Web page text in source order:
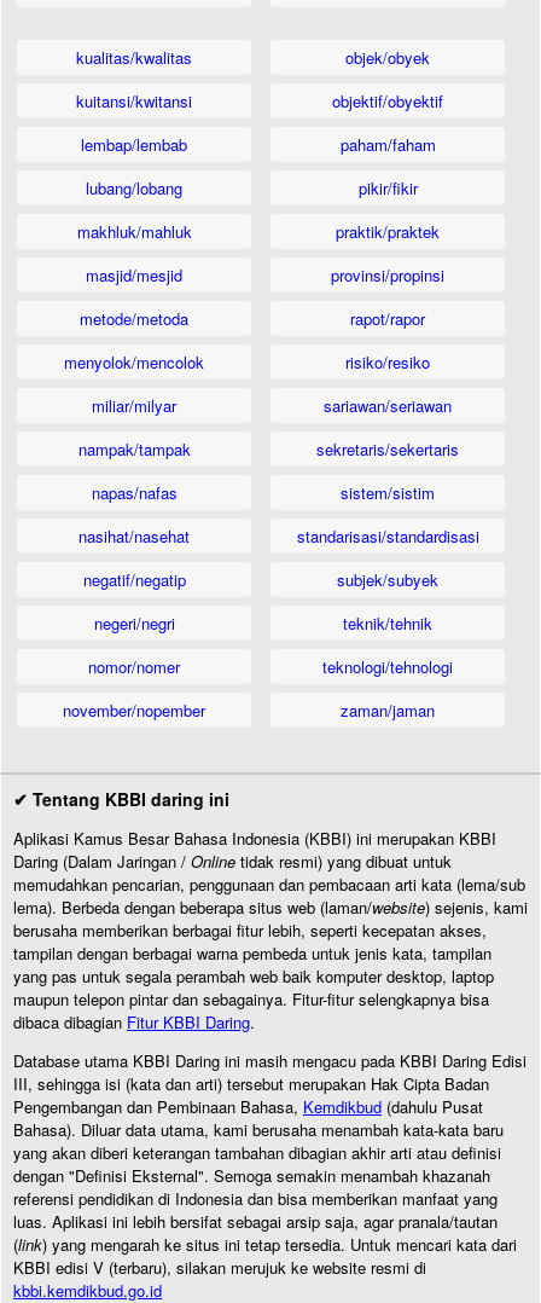
kualitas/kwalitas
kuitansi/kwitansi
lembap/lembab
lubang/lobang
makhluk/mahluk
masjid/mesjid
metode/metoda
menyolok/mencolok
miliar/milyar
nampak/tampak
napas/nafas
nasihat/nasehat
negatif/negatip
negeri/negri
nomor/nomer
november/nopember
objek/obyek
objektif/obyektif
paham/faham
pikir/fikir
praktik/praktek
provinsi/propinsi
rapot/rapor
risiko/resiko
sariawan/seriawan
sekretaris/sekertaris
sistem/sistim
standarisasi/standardisasi
subjek/subyek
teknik/tehnik
teknologi/tehnologi
zaman/jaman
✔ Tentang KBBI daring ini
Aplikasi Kamus Besar Bahasa Indonesia (KBBI) ini merupakan KBBI
Daring (Dalam Jaringan / Online tidak resmi) yang dibuat untuk
memudahkan pencarian, penggunaan dan pembacaan arti kata (lema/sub
lema). Berbeda dengan beberapa situs web (laman/website) sejenis, kami
berusaha memberikan berbagai fitur lebih, seperti kecepatan akses,
tampilan dengan berbagai warna pembeda untuk jenis kata, tampilan
yang pas untuk segala perambah web baik komputer desktop, laptop
maupun telepon pintar dan sebagainya. Fitur-fitur selengkapnya bisa
dibaca dibagian Fitur KBBI Daring.
Database utama KBBI Daring ini masih mengacu pada KBBI Daring Edisi
III, sehingga isi (kata dan arti) tersebut merupakan Hak Cipta Badan
Pengembangan dan Pembinaan Bahasa, Kemdikbud (dahulu Pusat
Bahasa). Diluar data utama, kami berusaha menambah kata-kata baru
yang akan diberi keterangan tambahan dibagian akhir arti atau definisi
dengan "Definisi Eksternal". Semoga semakin menambah khazanah
referensi pendidikan di Indonesia dan bisa memberikan manfaat yang
luas. Aplikasi ini lebih bersifat sebagai arsip saja, agar pranala/tautan
(link) yang mengarah ke situs ini tetap tersedia. Untuk mencari kata dari
KBBI edisi V (terbaru), silakan merujuk ke website resmi di
kbbi.kemdikbud.go.id